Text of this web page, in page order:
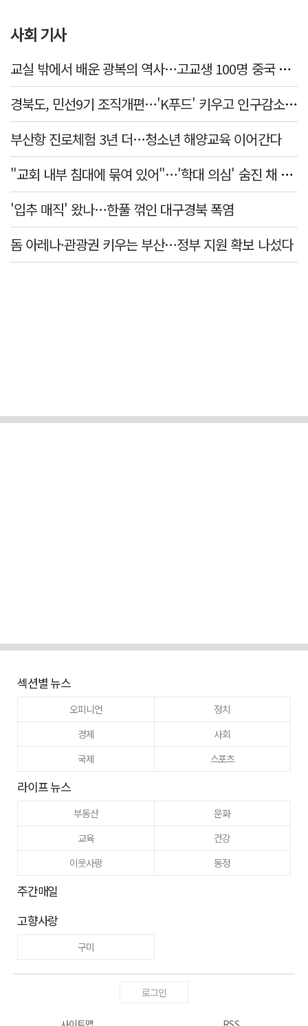
사회 기사
교실 밖에서 배운 광복의 역사…고교생 100명 중국 탐방
경북도, 민선9기 조직개편…'K푸드' 키우고 인구감소 대응 강화
부산항 진로체험 3년 더…청소년 해양교육 이어간다
"교회 내부 침대에 묶여 있어"…'학대 의심' 숨진 채 발견된 11세 아동
'입추 매직' 왔나…한풀 꺾인 대구경북 폭염
돔 아레나·관광권 키우는 부산…정부 지원 확보 나섰다
섹션별 뉴스
오피니언
정치
경제
사회
국제
스포츠
라이프 뉴스
부동산
문화
교육
건강
이웃사랑
동정
주간매일
고향사랑
구미
로그인